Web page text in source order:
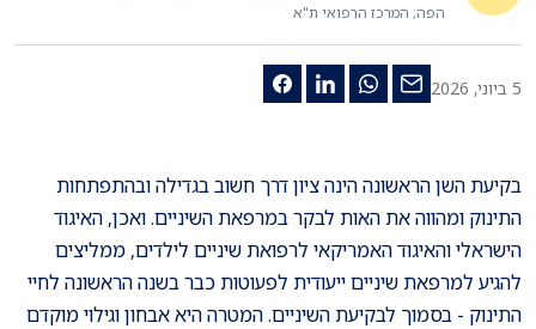
הפה; המרכז הרפואי ת"א
5 ביוני, 2026
בקיעת השן הראשונה הינה ציון דרך חשוב בגדילה ובהתפתחות
התינוק ומהווה את האות לבקר במרפאת השיניים. ואכן, האיגוד
הישראלי והאיגוד האמריקאי לרפואת שיניים לילדים, ממליצים
להגיע למרפאת שיניים ייעודית לפעוטות כבר בשנה הראשונה לחיי
התינוק - בסמוך לבקיעת השיניים. המטרה היא אבחון וגילוי מוקדם